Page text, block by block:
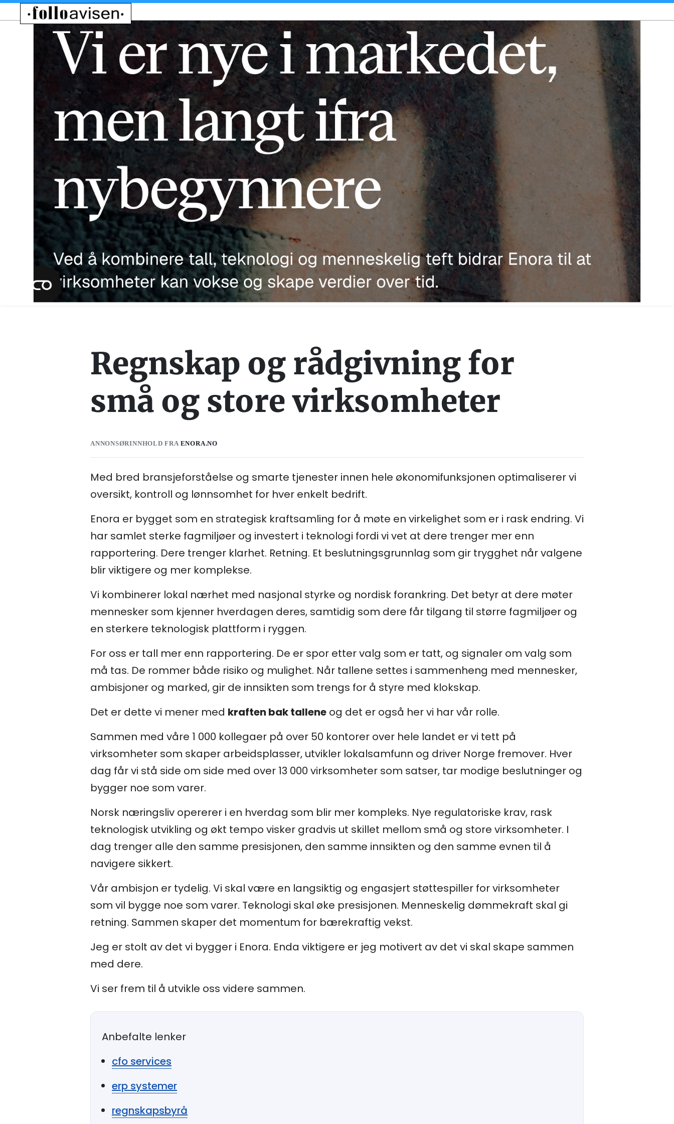
Regnskap og rådgivning for
små og store virksomheter
ANNONSØRINNHOLD FRA ENORA.NO
Med bred bransjeforståelse og smarte tjenester innen hele økonomifunksjonen optimaliserer vi
oversikt, kontroll og lønnsomhet for hver enkelt bedrift.
Enora er bygget som en strategisk kraftsamling for å møte en virkelighet som er i rask endring. Vi
har samlet sterke fagmiljøer og investert i teknologi fordi vi vet at dere trenger mer enn
rapportering. Dere trenger klarhet. Retning. Et beslutningsgrunnlag som gir trygghet når valgene
blir viktigere og mer komplekse.
Vi kombinerer lokal nærhet med nasjonal styrke og nordisk forankring. Det betyr at dere møter
mennesker som kjenner hverdagen deres, samtidig som dere får tilgang til større fagmiljøer og
en sterkere teknologisk plattform i ryggen.
For oss er tall mer enn rapportering. De er spor etter valg som er tatt, og signaler om valg som
må tas. De rommer både risiko og mulighet. Når tallene settes i sammenheng med mennesker,
ambisjoner og marked, gir de innsikten som trengs for å styre med klokskap.
Det er dette vi mener med kraften bak tallene og det er også her vi har vår rolle.
Sammen med våre 1 000 kollegaer på over 50 kontorer over hele landet er vi tett på
virksomheter som skaper arbeidsplasser, utvikler lokalsamfunn og driver Norge fremover. Hver
dag får vi stå side om side med over 13 000 virksomheter som satser, tar modige beslutninger og
bygger noe som varer.
Norsk næringsliv opererer i en hverdag som blir mer kompleks. Nye regulatoriske krav, rask
teknologisk utvikling og økt tempo visker gradvis ut skillet mellom små og store virksomheter. I
dag trenger alle den samme presisjonen, den samme innsikten og den samme evnen til å
navigere sikkert.
Vår ambisjon er tydelig. Vi skal være en langsiktig og engasjert støttespiller for virksomheter
som vil bygge noe som varer. Teknologi skal øke presisjonen. Menneskelig dømmekraft skal gi
retning. Sammen skaper det momentum for bærekraftig vekst.
Jeg er stolt av det vi bygger i Enora. Enda viktigere er jeg motivert av det vi skal skape sammen
med dere.
Vi ser frem til å utvikle oss videre sammen.
Anbefalte lenker
cfo services
erp systemer
regnskapsbyrå